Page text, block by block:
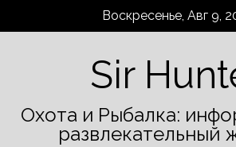
Воскресенье, Авг 9,
Sir
Охота и Рыбалка:
развлекательный